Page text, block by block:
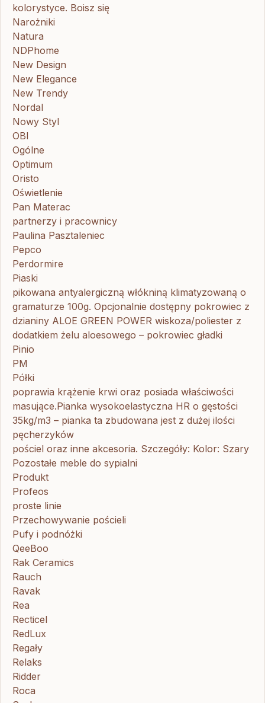
kolorystyce. Boisz się
Narożniki
Natura
NDPhome
New Design
New Elegance
New Trendy
Nordal
Nowy Styl
OBI
Ogólne
Optimum
Oristo
Oświetlenie
Pan Materac
partnerzy i pracownicy
Paulina Pasztaleniec
Pepco
Perdormire
Piaski
pikowana antyalergiczną włókniną klimatyzowaną o
gramaturze 100g. Opcjonalnie dostępny pokrowiec z
dzianiny ALOE GREEN POWER wiskoza/poliester z
dodatkiem żelu aloesowego – pokrowiec gładki
Pinio
PM
Półki
poprawia krążenie krwi oraz posiada właściwości
masujące.Pianka wysokoelastyczna HR o gęstości
35kg/m3 – pianka ta zbudowana jest z dużej ilości
pęcherzyków
pościel oraz inne akcesoria. Szczegóły: Kolor: Szary
Pozostałe meble do sypialni
Produkt
Profeos
proste linie
Przechowywanie pościeli
Pufy i podnóżki
QeeBoo
Rak Ceramics
Rauch
Ravak
Rea
Recticel
RedLux
Regały
Relaks
Ridder
Roca